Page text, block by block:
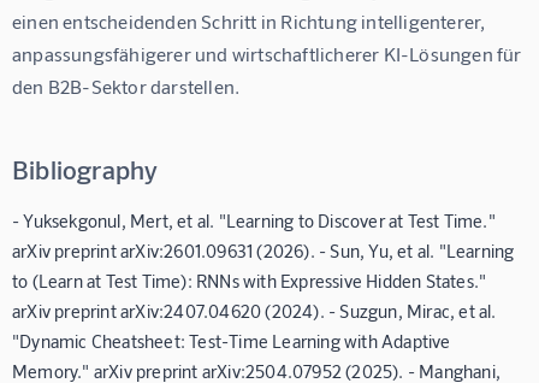
einen entscheidenden Schritt in Richtung intelligenterer,
anpassungsfähigerer und wirtschaftlicherer KI-Lösungen für
den B2B-Sektor darstellen.
Bibliography
- Yuksekgonul, Mert, et al. "Learning to Discover at Test Time."
arXiv preprint arXiv:2601.09631 (2026). - Sun, Yu, et al. "Learning
to (Learn at Test Time): RNNs with Expressive Hidden States."
arXiv preprint arXiv:2407.04620 (2024). - Suzgun, Mirac, et al.
"Dynamic Cheatsheet: Test-Time Learning with Adaptive
Memory." arXiv preprint arXiv:2504.07952 (2025). - Manghani,